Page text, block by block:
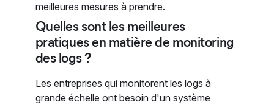
meilleures mesures à prendre.
Quelles sont les meilleures
pratiques en matière de monitoring
des logs ?
Les entreprises qui monitorent les logs à
grande échelle ont besoin d'un système